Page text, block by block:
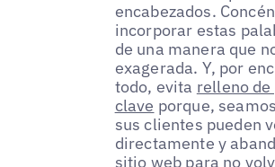
encabezados.
incorporar estas
de una manera que
exagerada. Y, por
todo, evita relleno
clave porque,
sus clientes pueden
directamente y
sitio web para no